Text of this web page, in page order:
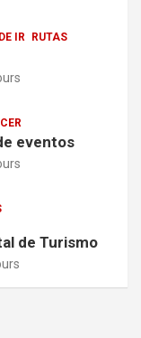
IR RUTAS
eventos
de Turismo